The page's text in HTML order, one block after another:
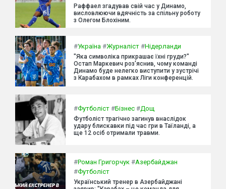
Раффаел згадував свій час у Динамо,
висловлюючи вдячність за спільну роботу
з Олегом Блохіним.
#Україна #Журналіст #Нідерланди
"Яка символіка прикрашає їхні груди?"
Остап Маркевич роз'яснив, чому команді
Динамо буде нелегко виступити у зустрічі
з Карабахом в рамках Ліги конференцій.
#Футболіст #Бізнес #Дощ
Футболіст трагічно загинув внаслідок
удару блискавки під час гри в Таїланді, а
ще 12 осіб отримали травми.
#Роман Григорчук #Азербайджан
#Футболіст
Український тренер в Азербайджані